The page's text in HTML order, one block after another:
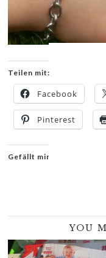
Teilen mit:
Facebook
Pinterest
Gefällt mir:
YOU